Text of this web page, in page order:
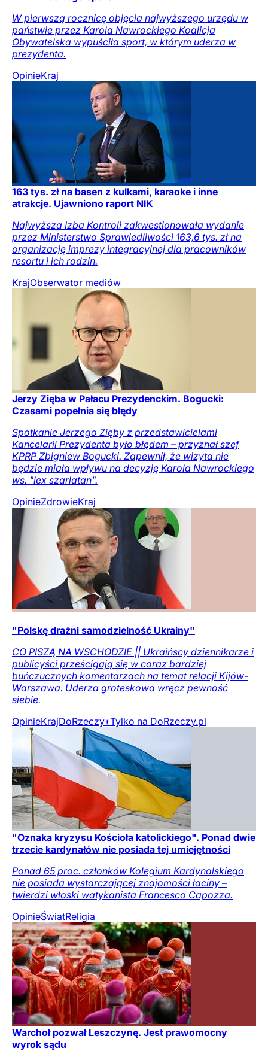
W pierwszą rocznicę objęcia najwyższego urzędu w
państwie przez Karola Nawrockiego Koalicja
Obywatelska wypuściła sport, w którym uderza w
prezydenta.
OpinieKraj
163 tys. zł na basen z kulkami, karaoke i inne
atrakcje. Ujawniono raport NIK
Najwyższa Izba Kontroli zakwestionowała wydanie
przez Ministerstwo Sprawiedliwości 163,6 tys. zł na
organizację imprezy integracyjnej dla pracowników
resortu i ich rodzin.
KrajObserwator mediów
Jerzy Zięba w Pałacu Prezydenckim. Bogucki:
Czasami popełnia się błędy
Spotkanie Jerzego Zięby z przedstawicielami
Kancelarii Prezydenta było błędem – przyznał szef
KPRP Zbigniew Bogucki. Zapewnił, że wizyta nie
będzie miała wpływu na decyzję Karola Nawrockiego
ws. "lex szarlatan".
OpinieZdrowieKraj
"Polskę drażni samodzielność Ukrainy"
CO PISZĄ NA WSCHODZIE || Ukraińscy dziennikarze i
publicyści prześcigają się w coraz bardziej
buńczucznych komentarzach na temat relacji Kijów-
Warszawa. Uderza groteskowa wręcz pewność
siebie.
OpinieKrajDoRzeczy+Tylko na DoRzeczy.pl
"Oznaka kryzysu Kościoła katolickiego". Ponad dwie
trzecie kardynałów nie posiada tej umiejętności
Ponad 65 proc. członków Kolegium Kardynalskiego
nie posiada wystarczającej znajomości łaciny –
twierdzi włoski watykanista Francesco Capozza.
OpinieŚwiatReligia
Warchoł pozwał Leszczynę. Jest prawomocny
wyrok sądu